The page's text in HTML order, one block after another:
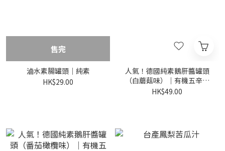
售完
滷水素腸罐頭｜純素
HK$29.00
人氣！德國純素鵝肝醬罐頭
（白蘑菇味）｜有機五辛純
素
HK$49.00